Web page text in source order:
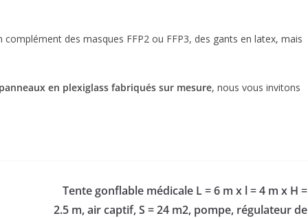
complément des masques FFP2 ou FFP3, des gants en latex, mais
en plexiglass fabriqués sur mesure, nous vous invitons
Tente gonflable médicale L = 6 m x l = 4 m x H =
2.5 m, air captif, S = 24 m2, pompe, régulateur de